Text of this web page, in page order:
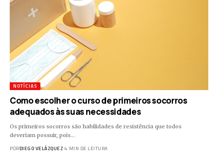
NOTÍCIAS
Como escolher o curso de primeiros socorros
adequados às suas necessidades
Os primeiros socorros são habilidades de resistência que todos
deveriam possuir, pois…
PORDIEGO VELÁZQUEZ 4 MIN DE LEITURA